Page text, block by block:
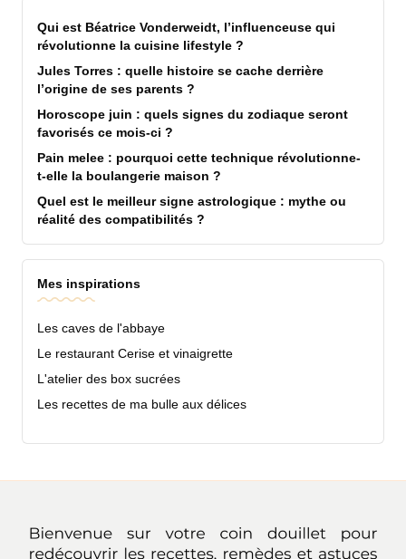
Qui est Béatrice Vonderweidt, l’influenceuse qui
révolutionne la cuisine lifestyle ?
Jules Torres : quelle histoire se cache derrière
l’origine de ses parents ?
Horoscope juin : quels signes du zodiaque seront
favorisés ce mois-ci ?
Pain melee : pourquoi cette technique révolutionne-
t-elle la boulangerie maison ?
Quel est le meilleur signe astrologique : mythe ou
réalité des compatibilités ?
Mes inspirations
Les caves de l'abbaye
Le restaurant Cerise et vinaigrette
L'atelier des box sucrées
Les recettes de ma bulle aux délices